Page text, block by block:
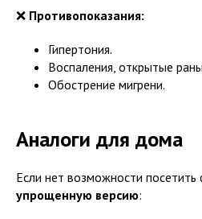
❌ Противопоказания:
Гипертония.
Воспаления, открытые
Обострение мигрени.
Аналоги для дома
Если нет возможности посетить
упрощенную версию: